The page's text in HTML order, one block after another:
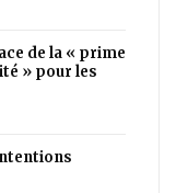
de la « prime
» pour les